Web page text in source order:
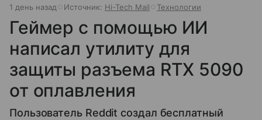
1 день назад Источник: Hi-Tech Mail Технологии
Геймер с помощью ИИ
написал утилиту для
защиты разъема RTX 5090
от оплавления
Пользователь Reddit создал бесплатный